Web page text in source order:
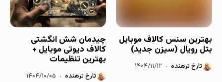
بهترین سنس کالاف موبایل
بتل رویال (سیزن جدید)
تارخ ترهنده ۱۴۰۴/۱۱/۱۲
چیدمان شش انگشتی
کالاف دیوتی موبایل +
بهترین تنظیمات
تارخ ترهنده ۱۴۰۴/۱۰/۰۵